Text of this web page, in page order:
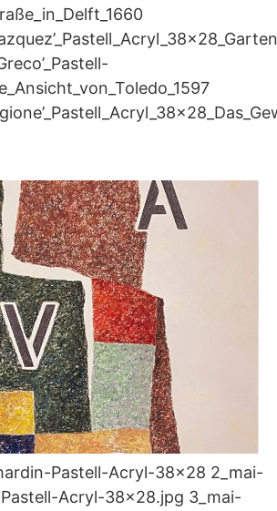
Pastell-Acryl-38x28 2_mai-
Acryl-38x28.jpg 3_mai-